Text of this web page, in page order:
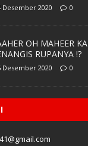
Desember 2020 0
OH MAHEER
RUPANYA !?
Desember 2020 0